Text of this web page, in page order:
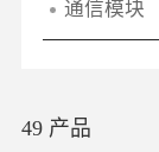
通信模块
49 产品